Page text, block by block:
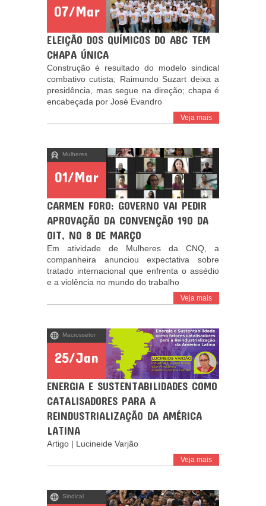
07/Mar
ELEIÇÃO DOS QUÍMICOS DO ABC TEM
CHAPA ÚNICA
Construção é resultado do modelo sindical
combativo cutista; Raimundo Suzart deixa a
presidência, mas segue na direção; chapa é
encabeçada por José Evandro
Veja mais
Mulheres
01/Mar
CARMEN FORO: GOVERNO VAI PEDIR
APROVAÇÃO DA CONVENÇÃO 190 DA
OIT, NO 8 DE MARÇO
Em atividade de Mulheres da CNQ, a
companheira anunciou expectativa sobre
tratado internacional que enfrenta o assédio
e a violência no mundo do trabalho
Veja mais
Macrossetor
25/Jan
ENERGIA E SUSTENTABILIDADES COMO
CATALISADORES PARA A
REINDUSTRIALIZAÇÃO DA AMÉRICA
LATINA
Artigo | Lucineide Varjão
Veja mais
Sindical